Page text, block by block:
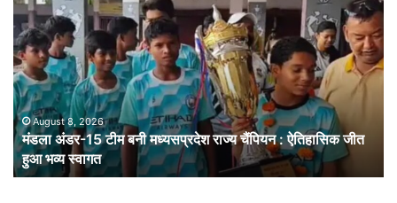
अंडर-15
टीम
बनी
मध्यसप्रदेश
राज्य
चैंपियन
: ऐतिहासिक
जीत
हुआ
भव्य
August 8, 2026
मंडला अंडर-15 टीम बनी मध्यसप्रदेश राज्य चैंपियन : ऐतिहासिक जीत
हुआ भव्य स्वागत